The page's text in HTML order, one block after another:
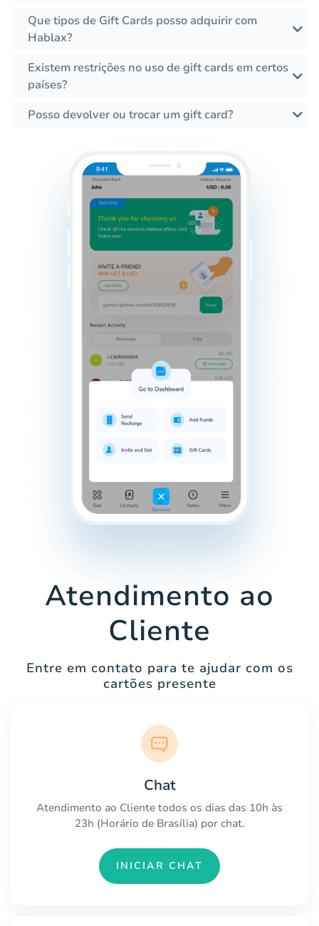
Que tipos de Gift Cards posso adquirir com
Hablax?
Existem restrições no uso de gift cards em certos
países?
Posso devolver ou trocar um gift card?
Atendimento ao
Cliente
Entre em contato para te ajudar com os
cartões presente
Chat
Atendimento ao Cliente todos os dias das 10h às
23h (Horário de Brasília) por chat.
INICIAR CHAT